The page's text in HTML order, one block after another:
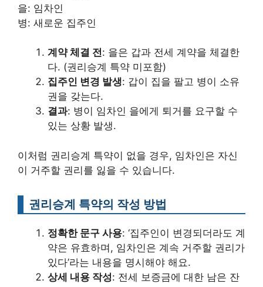
을: 임차인
병: 새로운 집주인
계약 체결 전: 을은 갑과 전세 계약을 체결한
다. (권리승계 특약 미포함)
집주인 변경 발생: 갑이 집을 팔고 병이 소유
권을 갖는다.
결과: 병이 임차인 을에게 퇴거를 요구할 수
있는 상황 발생.
이처럼 권리승계 특약이 없을 경우, 임차인은 자신
이 거주할 권리를 잃을 수 있습니다.
권리승계 특약의 작성 방법
정확한 문구 사용: ‘집주인이 변경되더라도 계
약은 유효하며, 임차인은 계속 거주할 권리가
있다’라는 내용을 명시해야 해요.
상세 내용 작성: 전세 보증금에 대한 남은 잔